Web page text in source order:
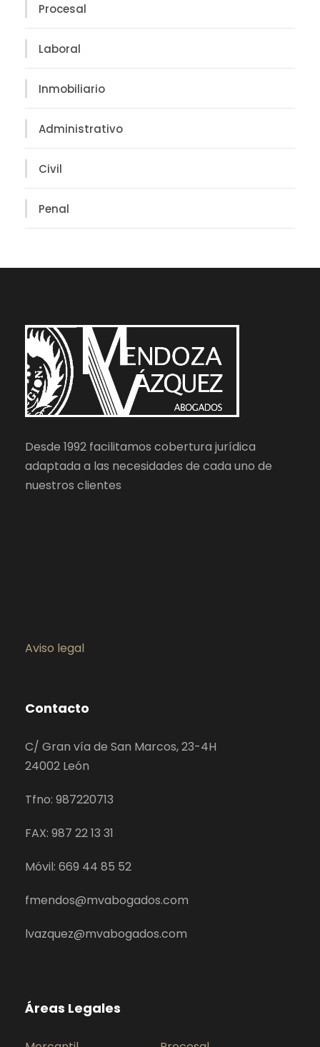
Procesal
Laboral
Inmobiliario
Administrativo
Civil
Penal
Desde 1992 facilitamos cobertura jurídica
adaptada a las necesidades de cada uno de
nuestros clientes
Aviso legal
Contacto
C/ Gran vía de San Marcos, 23-4H
24002 León
Tfno: 987220713
FAX: 987 22 13 31
Móvil: 669 44 85 52
fmendos@mvabogados.com
lvazquez@mvabogados.com
Áreas Legales